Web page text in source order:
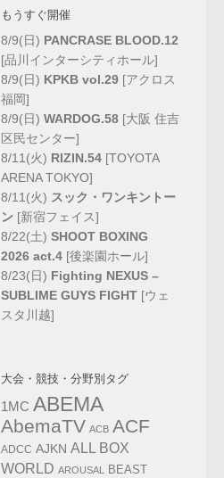
もうすぐ開催
8/9(日) PANCRASE BLOOD.12
[品川インターシティホール]
8/9(日) KPKB vol.29 [アクロス
福岡]
8/9(日) WARDOG.58 [大阪 住吉
区民センター]
8/11(火) RIZIN.54 [TOYOTA
ARENA TOKYO]
8/11(火) スック・ワンキントー
ン [新宿フェイス]
8/22(土) SHOOT BOXING
2026 act.4 [後楽園ホール]
8/23(日) Fighting NEXUS –
SUBLIME GUYS FIGHT [ウェ
スタ川越]
大会・競技・分野別タグ
1MC ABEMA
AbemaTV ACB ACF
ADCC AJKN ALL BOX
WORLD AROUSAL BEAST